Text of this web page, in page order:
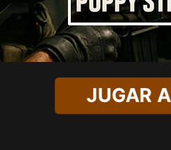
JUGAR